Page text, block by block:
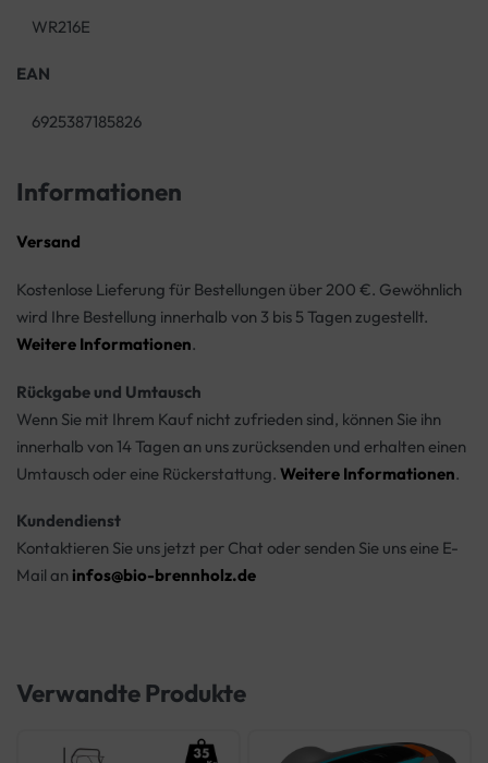
WR216E
EAN
6925387185826
Informationen
Versand
Kostenlose Lieferung für Bestellungen über 200 €. Gewöhnlich
wird Ihre Bestellung innerhalb von 3 bis 5 Tagen zugestellt.
Weitere Informationen.
Rückgabe und Umtausch
Wenn Sie mit Ihrem Kauf nicht zufrieden sind, können Sie ihn
innerhalb von 14 Tagen an uns zurücksenden und erhalten einen
Umtausch oder eine Rückerstattung. Weitere Informationen.
Kundendienst
Kontaktieren Sie uns jetzt per Chat oder senden Sie uns eine E-
Mail an infos@bio-brennholz.de
Verwandte Produkte